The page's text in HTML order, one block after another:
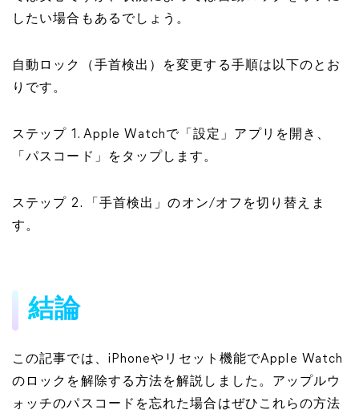
したい場合もあるでしょう。
自動ロック（手首検出）を変更する手順は以下のとお
りです。
ステップ 1. Apple Watchで「設定」アプリを開き、
「パスコード」をタップします。
ステップ 2. 「手首検出」のオン/オフを切り替えま
す。
結論
この記事では、iPhoneやリセット機能でApple Watch
のロックを解除する方法を解説しました。アップルウ
ォッチのパスコードを忘れた場合はぜひこれらの方法